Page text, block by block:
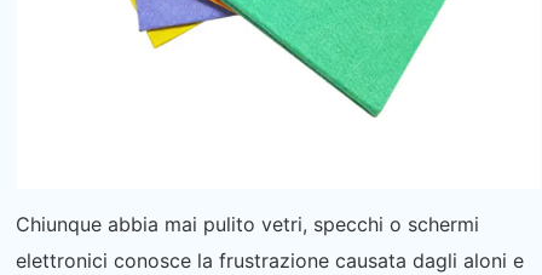
Chiunque abbia mai pulito vetri, specchi o schermi
elettronici conosce la frustrazione causata dagli aloni e